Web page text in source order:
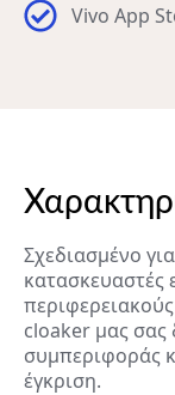
Vivo App
Σχεδιασμένο
κατασκευαστές
cloaker μας σας
συμπεριφοράς
έγκριση.